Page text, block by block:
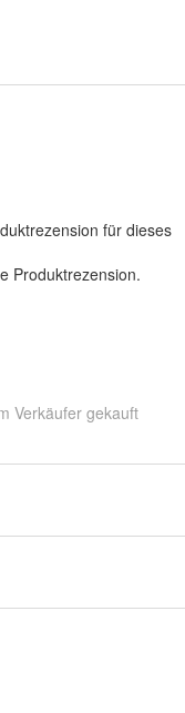
für dieses
Produktrezension.
Verkäufer gekauft